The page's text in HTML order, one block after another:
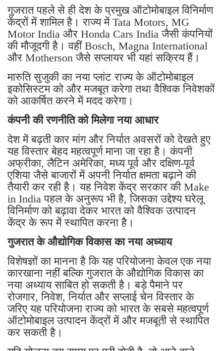
गुजरात पहले से ही देश के प्रमुख ऑटोमोबाइल विनिर्माण
केंद्रों में शामिल है। राज्य में Tata Motors, MG
Motor India और Honda Cars India जैसी कंपनियों
की मौजूदगी है। वहीं Bosch, Magna International
और Motherson जैसे सप्लायर भी यहां सक्रिय हैं।
मारुति सुजुकी का नया प्लांट राज्य के ऑटोमोबाइल
इकोसिस्टम को और मजबूत करेगा तथा वैश्विक निवेशकों
को आकर्षित करने में मदद करेगा।
कंपनी की रणनीति को मिलेगा नया आधार
देश में बढ़ती कार मांग और निर्यात अवसरों को देखते हुए
यह विस्तार बेहद महत्वपूर्ण माना जा रहा है। कंपनी
अफ्रीका, लैटिन अमेरिका, मध्य पूर्व और दक्षिण-पूर्व
एशिया जैसे बाजारों में अपनी निर्यात क्षमता बढ़ाने की
तैयारी कर रही है। यह निवेश केंद्र सरकार की Make
in India पहल के अनुरूप भी है, जिसका उद्देश्य घरेलू
विनिर्माण को बढ़ावा देकर भारत को वैश्विक उत्पादन
केंद्र के रूप में स्थापित करना है।
गुजरात के औद्योगिक विकास का नया अध्याय
विशेषज्ञों का मानना है कि यह परियोजना केवल एक नया
कारखाना नहीं बल्कि गुजरात के औद्योगिक विकास का
नया अध्याय साबित हो सकती है। बड़े पैमाने पर
रोजगार, निवेश, निर्यात और सप्लाई चेन विस्तार के
जरिए यह परियोजना राज्य को भारत के सबसे महत्वपूर्ण
ऑटोमोबाइल उत्पादन केंद्रों में और मजबूती से स्थापित
कर सकती है।